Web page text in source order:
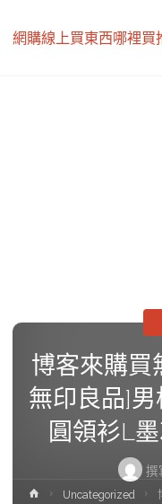
網購線上買東西哪裡買
博客來購買
無印良品]
圓領衫L
撰
首
Uncategorized